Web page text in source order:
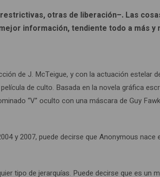
otras de liberación–. Las
información, tendiente todo a más y
de J. McTeigue, y con la actuación estelar
de culto. Basada en la novela gráfica
“V” oculto con una máscara de Guy
y 2007, puede decirse que Anonymous
tipo de jerarquías. Puede decirse que es un